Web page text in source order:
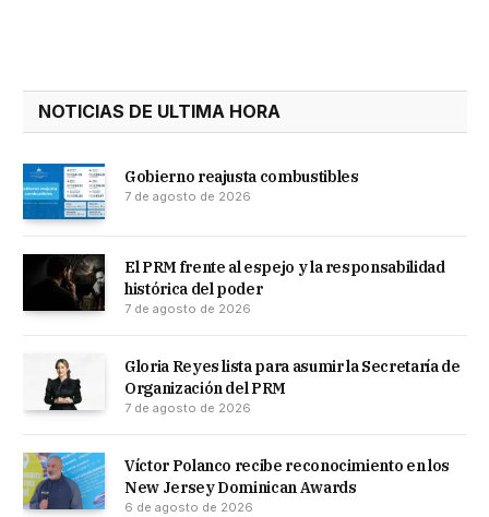
NOTICIAS DE ULTIMA HORA
Gobierno reajusta combustibles
7 de agosto de 2026
El PRM frente al espejo y la responsabilidad
histórica del poder
7 de agosto de 2026
Gloria Reyes lista para asumir la Secretaría de
Organización del PRM
7 de agosto de 2026
Víctor Polanco recibe reconocimiento en los
New Jersey Dominican Awards
6 de agosto de 2026